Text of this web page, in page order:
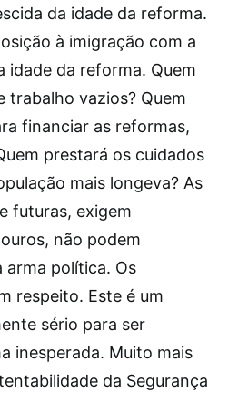
da idade da reforma.
à imigração com a
idade da reforma. Quem
trabalho vazios? Quem
financiar as reformas,
prestará os cuidados
mais longeva? As
futuras, exigem
não podem
política. Os
respeito. Este é um
sério para ser
inesperada. Muito mais
da Segurança